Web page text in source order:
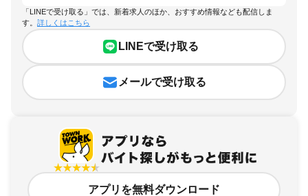
「LINEで受け取る」では、新着求人のほか、おすすめ情報なども配信しま
す。 詳しくはこちら
LINEで受け取る
メールで受け取る
アプリを無料ダウンロード